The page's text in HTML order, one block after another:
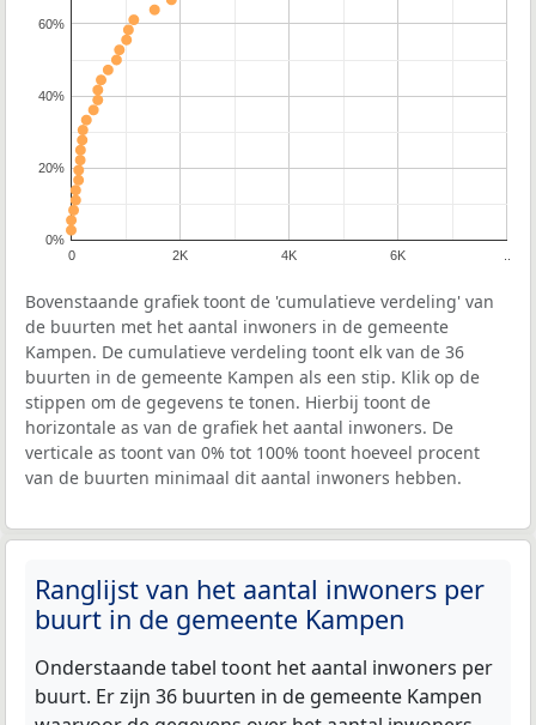
0 2K 4K 6K
0%
20%
40%
60%
Bovenstaande grafiek toont de 'cumulatieve verdeling' van
de buurten met het aantal inwoners in de gemeente
Kampen. De cumulatieve verdeling toont elk van de 36
buurten in de gemeente Kampen als een stip. Klik op de
stippen om de gegevens te tonen. Hierbij toont de
horizontale as van de grafiek het aantal inwoners. De
verticale as toont van 0% tot 100% toont hoeveel procent
van de buurten minimaal dit aantal inwoners hebben.
Ranglijst van het aantal inwoners per
buurt in de gemeente Kampen
Onderstaande tabel toont het aantal inwoners per
buurt. Er zijn 36 buurten in de gemeente Kampen